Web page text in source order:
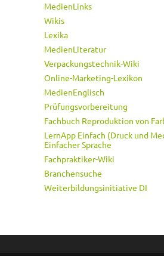
MedienLinks
Wikis
Lexika
MedienLiteratur
Verpackungstechnik-Wiki
Online-Marketing-Lexikon
MedienEnglisch
Prüfungsvorbereitung
Fachbuch Reproduktion von
LernApp Einfach (Druck und
Einfacher Sprache
Fachpraktiker-Wiki
Branchensuche
Weiterbildungsinitiative DI